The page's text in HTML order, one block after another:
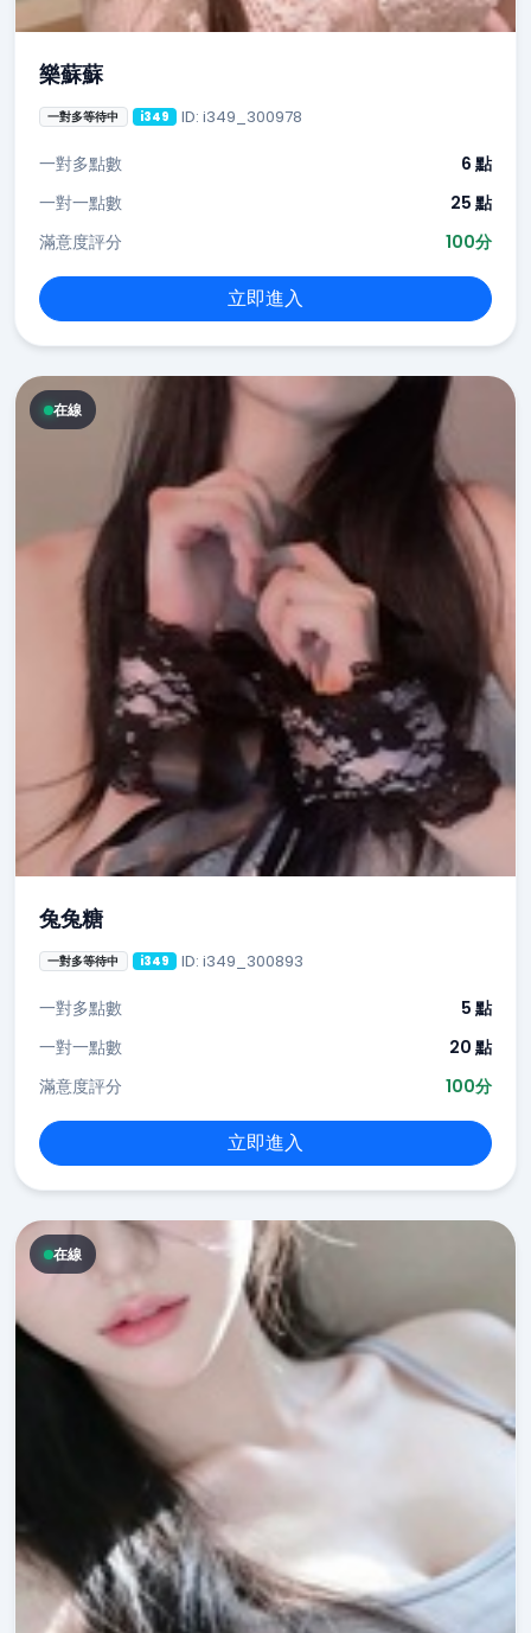
樂蘇蘇
一對多等待中 i349 ID: i349_300978
一對多點數
6 點
一對一點數
25 點
滿意度評分
100分
立即進入
在線
兔兔糖
一對多等待中 i349 ID: i349_300893
一對多點數
5 點
一對一點數
20 點
滿意度評分
100分
立即進入
在線